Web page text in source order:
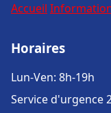
Accueil
Horaires
Lun-Ven: 8h-19h
Service d'urgence